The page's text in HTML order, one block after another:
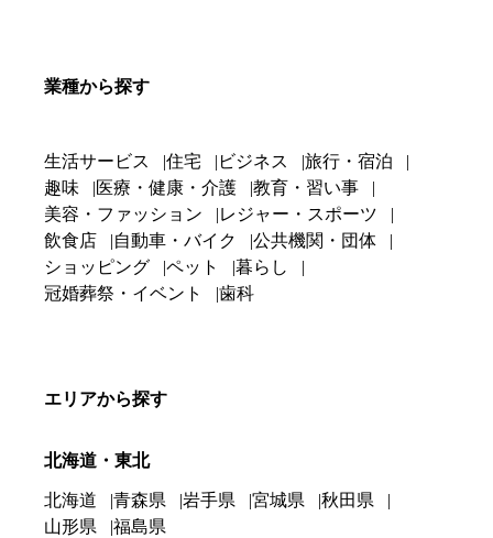
業種から探す
生活サービス 住宅 ビジネス
旅行・宿泊
趣味
医療・健康・介護
教育・習い事
美容・ファッション
レジャー・スポーツ
飲食店
自動車・バイク
公共機関・団体
ショッピング
ペット
暮らし
冠婚葬祭・イベント
歯科
エリアから探す
北海道・東北
北海道 青森県 岩手県 宮城県
秋田県
山形県
福島県